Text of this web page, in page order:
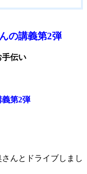
の講義第2弾
手伝い
第2弾
んとドライブしまし